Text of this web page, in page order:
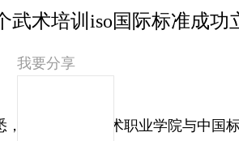
武术培训iso国际标准成功
我要分享
，由嵩山少林武术职业学院与中国